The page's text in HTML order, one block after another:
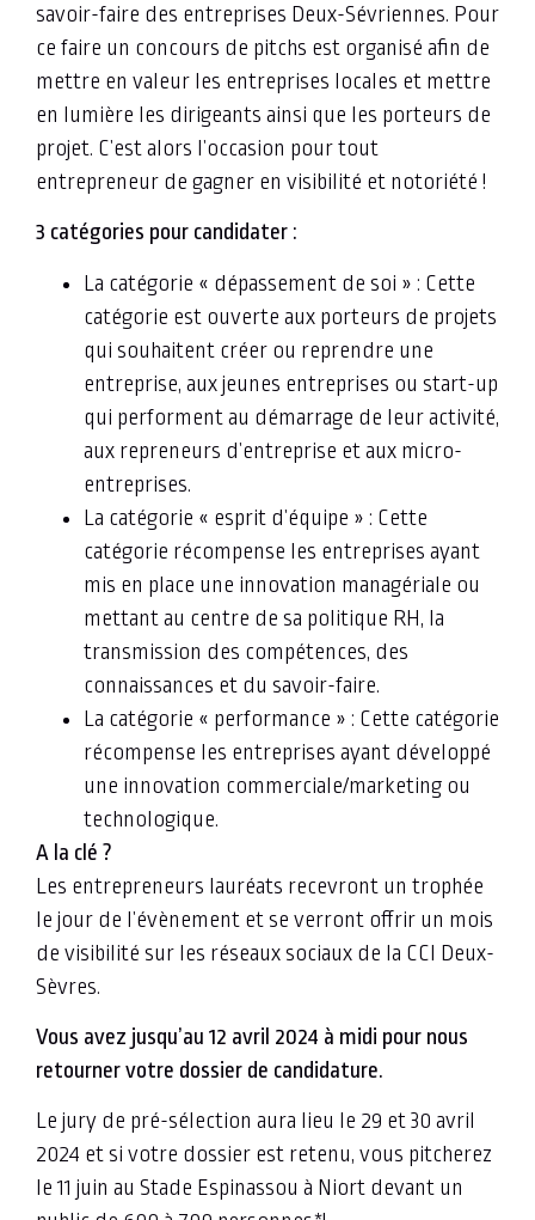
savoir-faire des entreprises Deux-Sévriennes. Pour
ce faire un concours de pitchs est organisé afin de
mettre en valeur les entreprises locales et mettre
en lumière les dirigeants ainsi que les porteurs de
projet. C’est alors l’occasion pour tout
entrepreneur de gagner en visibilité et notoriété !
3 catégories pour candidater :
La catégorie « dépassement de soi » : Cette
catégorie est ouverte aux porteurs de projets
qui souhaitent créer ou reprendre une
entreprise, aux jeunes entreprises ou start-up
qui performent au démarrage de leur activité,
aux repreneurs d’entreprise et aux micro-
entreprises.
La catégorie « esprit d’équipe » : Cette
catégorie récompense les entreprises ayant
mis en place une innovation managériale ou
mettant au centre de sa politique RH, la
transmission des compétences, des
connaissances et du savoir-faire.
La catégorie « performance » : Cette catégorie
récompense les entreprises ayant développé
une innovation commerciale/marketing ou
technologique.
A la clé ?
Les entrepreneurs lauréats recevront un trophée
le jour de l’évènement et se verront offrir un mois
de visibilité sur les réseaux sociaux de la CCI Deux-
Sèvres.
Vous avez jusqu’au 12 avril 2024 à midi pour nous
retourner votre dossier de candidature.
Le jury de pré-sélection aura lieu le 29 et 30 avril
2024 et si votre dossier est retenu, vous pitcherez
le 11 juin au Stade Espinassou à Niort devant un